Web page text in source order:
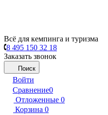
Всё для кемпинга и туризма
8 495 150 32 18
Заказать звонок
Поиск
Войти
Сравнение0
Отложенные 0
Корзина 0